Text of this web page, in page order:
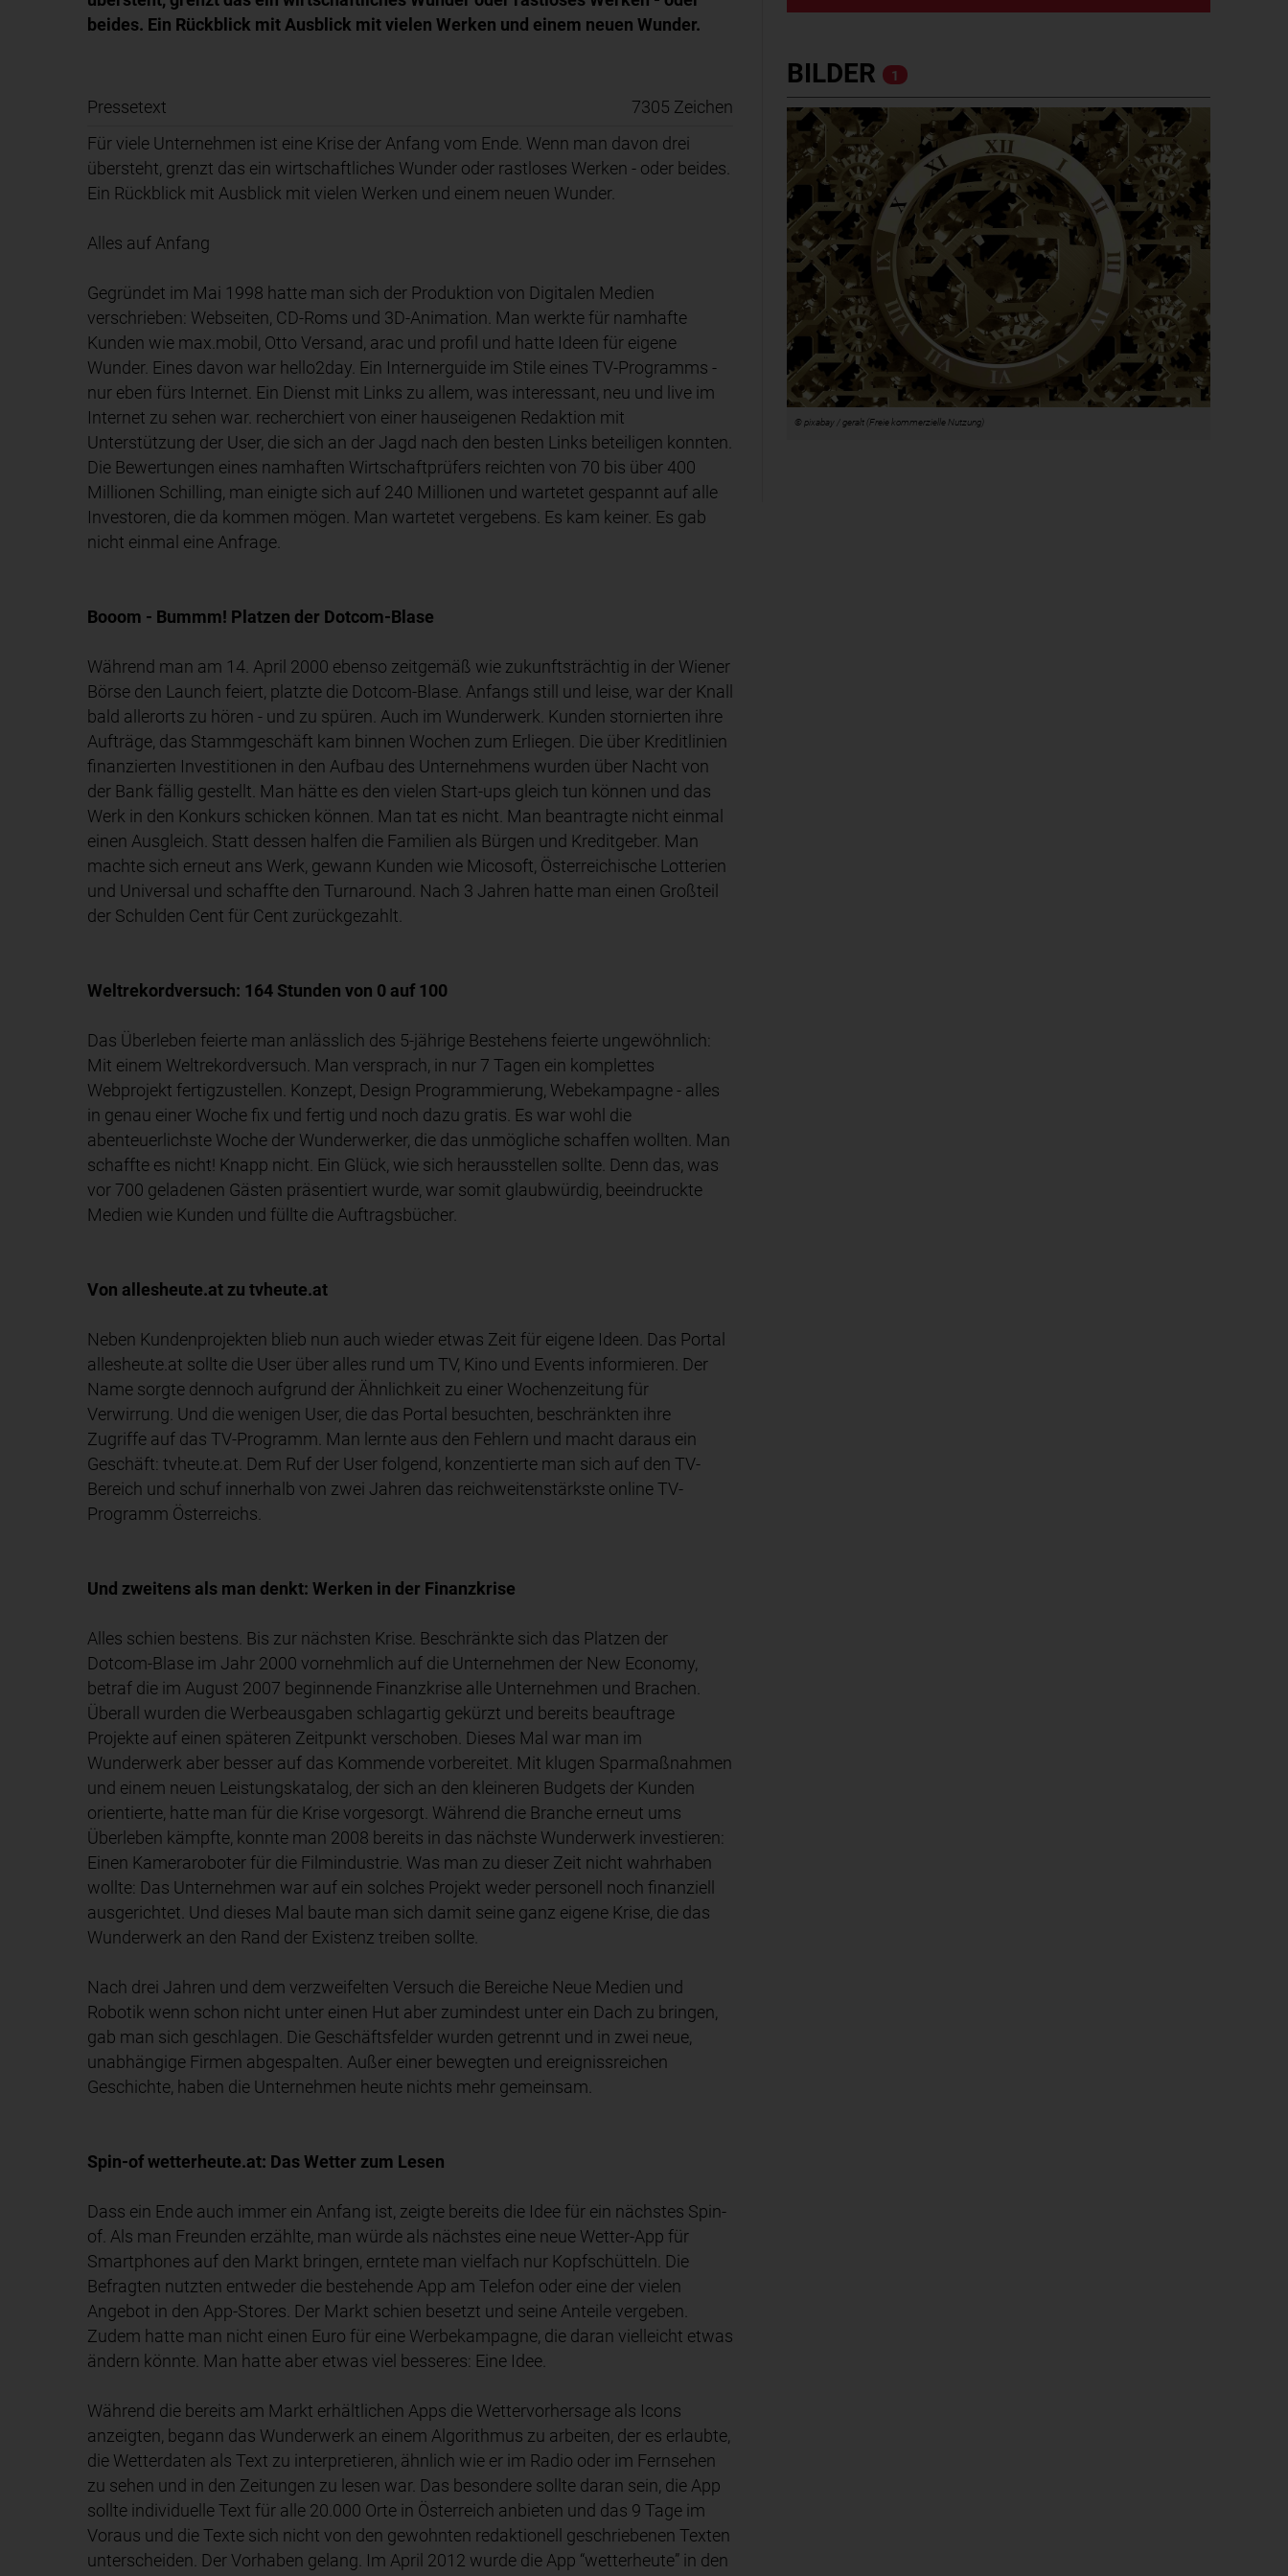
beides. Ein Rückblick mit Ausblick mit vielen Werken und einem neuen Wunder.
Pressetext
7305 Zeichen
Für viele Unternehmen ist eine Krise der Anfang vom Ende. Wenn man davon drei
übersteht, grenzt das ein wirtschaftliches Wunder oder rastloses Werken - oder beides.
Ein Rückblick mit Ausblick mit vielen Werken und einem neuen Wunder.
Alles auf Anfang
Gegründet im Mai 1998 hatte man sich der Produktion von Digitalen Medien
verschrieben: Webseiten, CD-Roms und 3D-Animation. Man werkte für namhafte
Kunden wie max.mobil, Otto Versand, arac und profil und hatte Ideen für eigene
Wunder. Eines davon war hello2day. Ein Internerguide im Stile eines TV-Programms -
nur eben fürs Internet. Ein Dienst mit Links zu allem, was interessant, neu und live im
Internet zu sehen war. recherchiert von einer hauseigenen Redaktion mit
Unterstützung der User, die sich an der Jagd nach den besten Links beteiligen konnten.
Die Bewertungen eines namhaften Wirtschaftprüfers reichten von 70 bis über 400
Millionen Schilling, man einigte sich auf 240 Millionen und wartetet gespannt auf alle
Investoren, die da kommen mögen. Man wartetet vergebens. Es kam keiner. Es gab
nicht einmal eine Anfrage.
Booom - Bummm! Platzen der Dotcom-Blase
Während man am 14. April 2000 ebenso zeitgemäß wie zukunftsträchtig in der Wiener
Börse den Launch feiert, platzte die Dotcom-Blase. Anfangs still und leise, war der Knall
bald allerorts zu hören - und zu spüren. Auch im Wunderwerk. Kunden stornierten ihre
Aufträge, das Stammgeschäft kam binnen Wochen zum Erliegen. Die über Kreditlinien
finanzierten Investitionen in den Aufbau des Unternehmens wurden über Nacht von
der Bank fällig gestellt. Man hätte es den vielen Start-ups gleich tun können und das
Werk in den Konkurs schicken können. Man tat es nicht. Man beantragte nicht einmal
einen Ausgleich. Statt dessen halfen die Familien als Bürgen und Kreditgeber. Man
machte sich erneut ans Werk, gewann Kunden wie Micosoft, Österreichische Lotterien
und Universal und schaffte den Turnaround. Nach 3 Jahren hatte man einen Großteil
der Schulden Cent für Cent zurückgezahlt.
Weltrekordversuch: 164 Stunden von 0 auf 100
Das Überleben feierte man anlässlich des 5-jährige Bestehens feierte ungewöhnlich:
Mit einem Weltrekordversuch. Man versprach, in nur 7 Tagen ein komplettes
Webprojekt fertigzustellen. Konzept, Design Programmierung, Webekampagne - alles
in genau einer Woche fix und fertig und noch dazu gratis. Es war wohl die
abenteuerlichste Woche der Wunderwerker, die das unmögliche schaffen wollten. Man
schaffte es nicht! Knapp nicht. Ein Glück, wie sich herausstellen sollte. Denn das, was
vor 700 geladenen Gästen präsentiert wurde, war somit glaubwürdig, beeindruckte
Medien wie Kunden und füllte die Auftragsbücher.
Von allesheute.at zu tvheute.at
Neben Kundenprojekten blieb nun auch wieder etwas Zeit für eigene Ideen. Das Portal
allesheute.at sollte die User über alles rund um TV, Kino und Events informieren. Der
Name sorgte dennoch aufgrund der Ähnlichkeit zu einer Wochenzeitung für
Verwirrung. Und die wenigen User, die das Portal besuchten, beschränkten ihre
Zugriffe auf das TV-Programm. Man lernte aus den Fehlern und macht daraus ein
Geschäft: tvheute.at. Dem Ruf der User folgend, konzentierte man sich auf den TV-
Bereich und schuf innerhalb von zwei Jahren das reichweitenstärkste online TV-
Programm Österreichs.
Und zweitens als man denkt: Werken in der Finanzkrise
Alles schien bestens. Bis zur nächsten Krise. Beschränkte sich das Platzen der
Dotcom-Blase im Jahr 2000 vornehmlich auf die Unternehmen der New Economy,
betraf die im August 2007 beginnende Finanzkrise alle Unternehmen und Brachen.
Überall wurden die Werbeausgaben schlagartig gekürzt und bereits beauftrage
Projekte auf einen späteren Zeitpunkt verschoben. Dieses Mal war man im
Wunderwerk aber besser auf das Kommende vorbereitet. Mit klugen Sparmaßnahmen
und einem neuen Leistungskatalog, der sich an den kleineren Budgets der Kunden
orientierte, hatte man für die Krise vorgesorgt. Während die Branche erneut ums
Überleben kämpfte, konnte man 2008 bereits in das nächste Wunderwerk investieren:
Einen Kameraroboter für die Filmindustrie. Was man zu dieser Zeit nicht wahrhaben
wollte: Das Unternehmen war auf ein solches Projekt weder personell noch finanziell
ausgerichtet. Und dieses Mal baute man sich damit seine ganz eigene Krise, die das
Wunderwerk an den Rand der Existenz treiben sollte.
Nach drei Jahren und dem verzweifelten Versuch die Bereiche Neue Medien und
Robotik wenn schon nicht unter einen Hut aber zumindest unter ein Dach zu bringen,
gab man sich geschlagen. Die Geschäftsfelder wurden getrennt und in zwei neue,
unabhängige Firmen abgespalten. Außer einer bewegten und ereignissreichen
Geschichte, haben die Unternehmen heute nichts mehr gemeinsam.
Spin-of wetterheute.at: Das Wetter zum Lesen
Dass ein Ende auch immer ein Anfang ist, zeigte bereits die Idee für ein nächstes Spin-
of. Als man Freunden erzählte, man würde als nächstes eine neue Wetter-App für
Smartphones auf den Markt bringen, erntete man vielfach nur Kopfschütteln. Die
Befragten nutzten entweder die bestehende App am Telefon oder eine der vielen
Angebot in den App-Stores. Der Markt schien besetzt und seine Anteile vergeben.
Zudem hatte man nicht einen Euro für eine Werbekampagne, die daran vielleicht etwas
ändern könnte. Man hatte aber etwas viel besseres: Eine Idee.
Während die bereits am Markt erhältlichen Apps die Wettervorhersage als Icons
anzeigten, begann das Wunderwerk an einem Algorithmus zu arbeiten, der es erlaubte,
die Wetterdaten als Text zu interpretieren, ähnlich wie er im Radio oder im Fernsehen
zu sehen und in den Zeitungen zu lesen war. Das besondere sollte daran sein, die App
sollte individuelle Text für alle 20.000 Orte in Österreich anbieten und das 9 Tage im
Voraus und die Texte sich nicht von den gewohnten redaktionell geschriebenen Texten
unterscheiden. Der Vorhaben gelang. Im April 2012 wurde die App “wetterheute” in den
BILDER 1
© pixabay / geralt (Freie kommerzielle Nutzung)